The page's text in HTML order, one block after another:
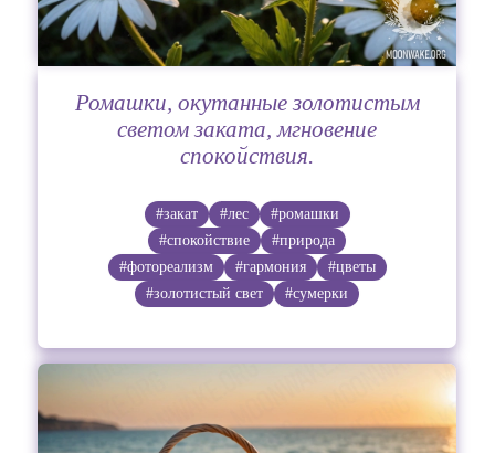
Ромашки, окутанные золотистым
светом заката, мгновение
спокойствия.
#закат #лес
#ромашки
#спокойствие
#природа
#фотореализм
#гармония
#цветы
#золотистый свет
#сумерки